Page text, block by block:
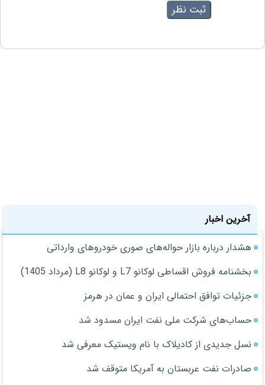
آخرین اخبار
هشدار درباره بازار حواله‌های صوری خودروهای وارداتی
بخشنامه فروش اقساطی لوکانو L7 و لوکانو L8 (مرداد 1405)
جزئیات توافق احتمالی ایران و عمان در هرمز
حساب‌های شرکت ملی نفت ایران مسدود شد
نسل جدیدی از کادیلاک با نام ویستیک معرفی شد
صادرات نفت عربستان به آمریکا متوقف شد